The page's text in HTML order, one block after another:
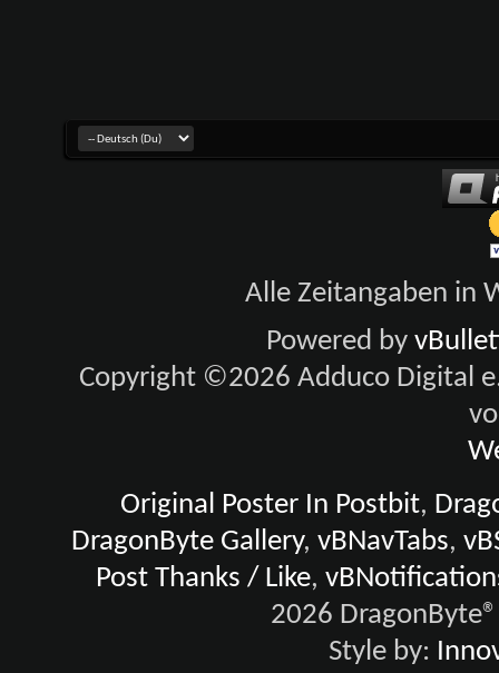
Alle Zeitangaben in
Powered by
Copyright ©2026 Adduco Digital
Original Poster In Postbit,
DragonByte Gallery,vBNavTabs,
Post Thanks / Like,
2026
Style by: